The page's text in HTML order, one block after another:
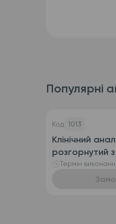
Популярні
Код 1013
Клінічний
розгорнутий
ретикулоцитів
Термін